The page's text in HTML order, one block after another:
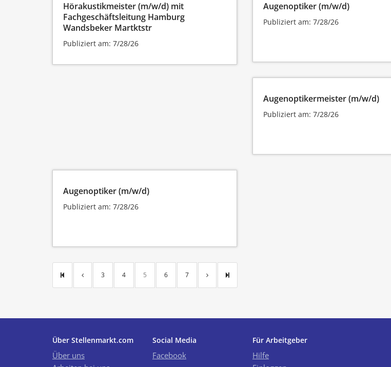
Hörakustikmeister (m/w/d) mit
Fachgeschäftsleitung Hamburg
Wandsbeker Martktstr
Publiziert am: 7/28/26
Augenoptiker (m/w/d)
Publiziert am: 7/28/26
Augenoptikermeister (m/w/d)
Publiziert am: 7/28/26
Augenoptiker (m/w/d)
Publiziert am: 7/28/26
3 4 5 6 7
Über Stellenmarkt.com
Über uns
Social Media
Facebook
Für Arbeitgeber
Hilfe